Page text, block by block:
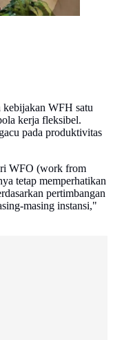
WFH satu
kerja fleksibel.
pada produktivitas
WFO (work from
tetap memperhatikan
pertimbangan
masing instansi,"